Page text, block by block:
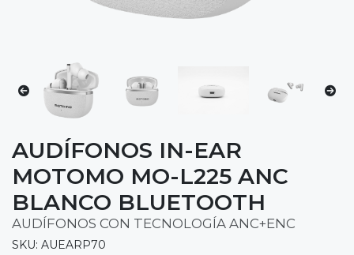
AUDÍFONOS IN-EAR
MOTOMO MO-L225 ANC
BLANCO BLUETOOTH
AUDÍFONOS CON TECNOLOGÍA ANC+ENC
SKU: AUEARP70